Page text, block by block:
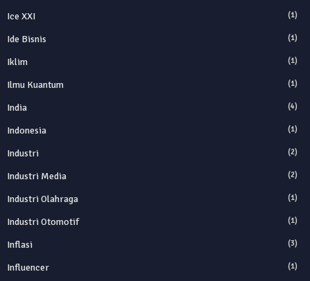
Ice XXI (1)
Ide Bisnis (1)
Iklim (1)
Ilmu Kuantum (1)
India (4)
Indonesia (1)
Industri (2)
Industri Media (2)
Industri Olahraga (1)
Industri Otomotif (1)
Inflasi (3)
Influencer (1)